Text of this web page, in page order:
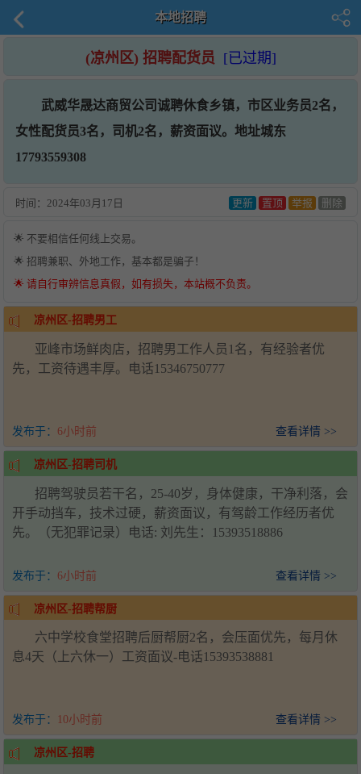
本地招聘
(凉州区) 招聘配货员 [已过期]
武威华晟达商贸公司诚聘休食乡镇，市区业务员2名，
女性配货员3名，司机2名，薪资面议。地址城东
17793559308
时间： 2024年03月17日 更新 置顶 举报 删除
🌟 不要相信任何线上交易。
🌟 招聘兼职、外地工作，基本都是骗子！
🌟 请自行审辨信息真假，如有损失，本站概不负责。
凉州区-招聘男工
亚峰市场鲜肉店，招聘男工作人员1名，有经验者优
先，工资待遇丰厚。电话15346750777
发布于： 6小时前 查看详情 >>
凉州区-招聘司机
招聘驾驶员若干名，25-40岁，身体健康，干净利落，会
开手动挡车，技术过硬，薪资面议，有驾龄工作经历者优
先。（无犯罪记录）电话: 刘先生：15393518886
发布于： 6小时前 查看详情 >>
凉州区-招聘帮厨
六中学校食堂招聘后厨帮厨2名，会压面优先，每月休
息4天（上六休一）工资面议-电话15393538881
发布于： 10小时前 查看详情 >>
凉州区-招聘